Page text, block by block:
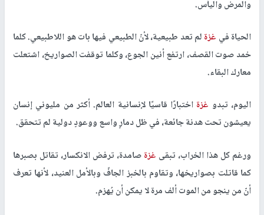
والمرض واليأس.
الحياة في غزةلم تعد طبيعية، لأنّ الطبيعي فيها بات هو اللاطبيعي. كلما
خمد صوت القصف، ارتفع أنين الجوع، وكلما توقفت الصواريخ، اشتعلت
معارك البقاء.
اليوم، تبدو غزة اختبارًا قاسيًا لإنسانية العالم. أكثر من مليوني إنسان
يعيشون تحت هدنة جائعة، في ظل دمارٍ واسع ووعودٍ دولية لم تتحقق.
ورغم كل هذا الخراب، تبقى غزةصامدة، ترفض الانكسار، تقاتل بصبرها
كما قاتلت بصواريخها، وتقاوم بالخبز الجافّ وبالأمل العنيد، لأنها تعرف
أنّ من ينجو من الموت ألف مرة لا يمكن أن يُهزم.